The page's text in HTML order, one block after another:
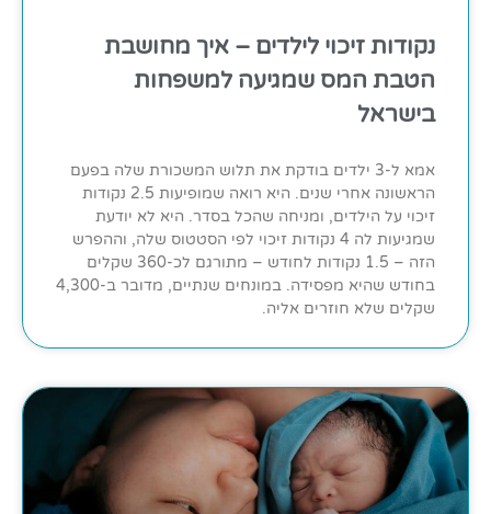
נקודות זיכוי לילדים – איך מחושבת
הטבת המס שמגיעה למשפחות
בישראל
אמא ל-3 ילדים בודקת את תלוש המשכורת שלה בפעם
הראשונה אחרי שנים. היא רואה שמופיעות 2.5 נקודות
זיכוי על הילדים, ומניחה שהכל בסדר. היא לא יודעת
שמגיעות לה 4 נקודות זיכוי לפי הסטטוס שלה, וההפרש
הזה – 1.5 נקודות לחודש – מתורגם לכ-360 שקלים
בחודש שהיא מפסידה. במונחים שנתיים, מדובר ב-4,300
שקלים שלא חוזרים אליה.